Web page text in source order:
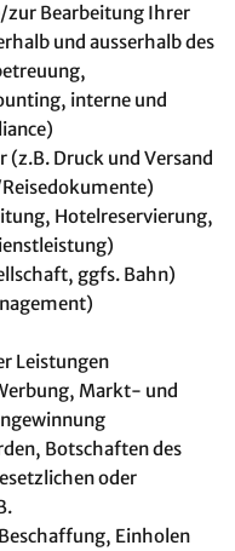
zur Bearbeitung Ihrer
und ausserhalb des
interne und
Druck und Versand
Hotelreservierung,
ggfs. Bahn)
Leistungen
Markt- und
Botschaften des
oder
Einholen